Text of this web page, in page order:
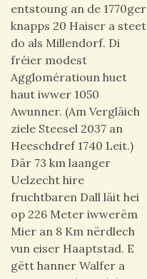
entstoung an de 1770ger
knapps 20 Haiser a steet
do als Millendorf. Di
fréier modest
Agglomératioun huet
haut iwwer 1050
Awunner. (Am Vergläich
ziele Steesel 2037 an
Heeschdref 1740 Leit.)
Där 73 km laanger
Uelzecht hire
fruchtbaren Dall läit hei
op 226 Meter iwwerëm
Mier an 8 Km nërdlech
vun eiser Haaptstad. E
gëtt hanner Walfer a